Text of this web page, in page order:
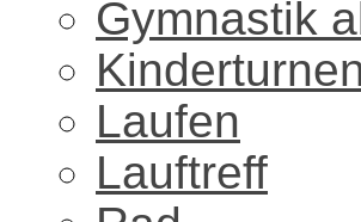
Gymnastik
Laufen
Lauftreff